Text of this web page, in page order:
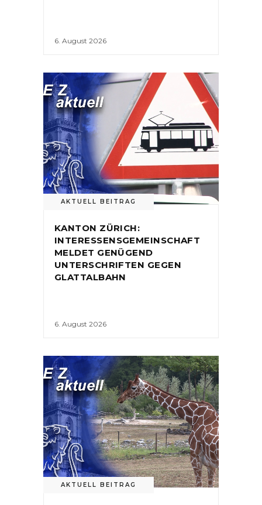
6. August 2026
AKTUELL BEITRAG
KANTON ZÜRICH:
INTERESSENSGEMEINSCHAFT
MELDET GENÜGEND
UNTERSCHRIFTEN GEGEN
GLATTALBAHN
6. August 2026
AKTUELL BEITRAG